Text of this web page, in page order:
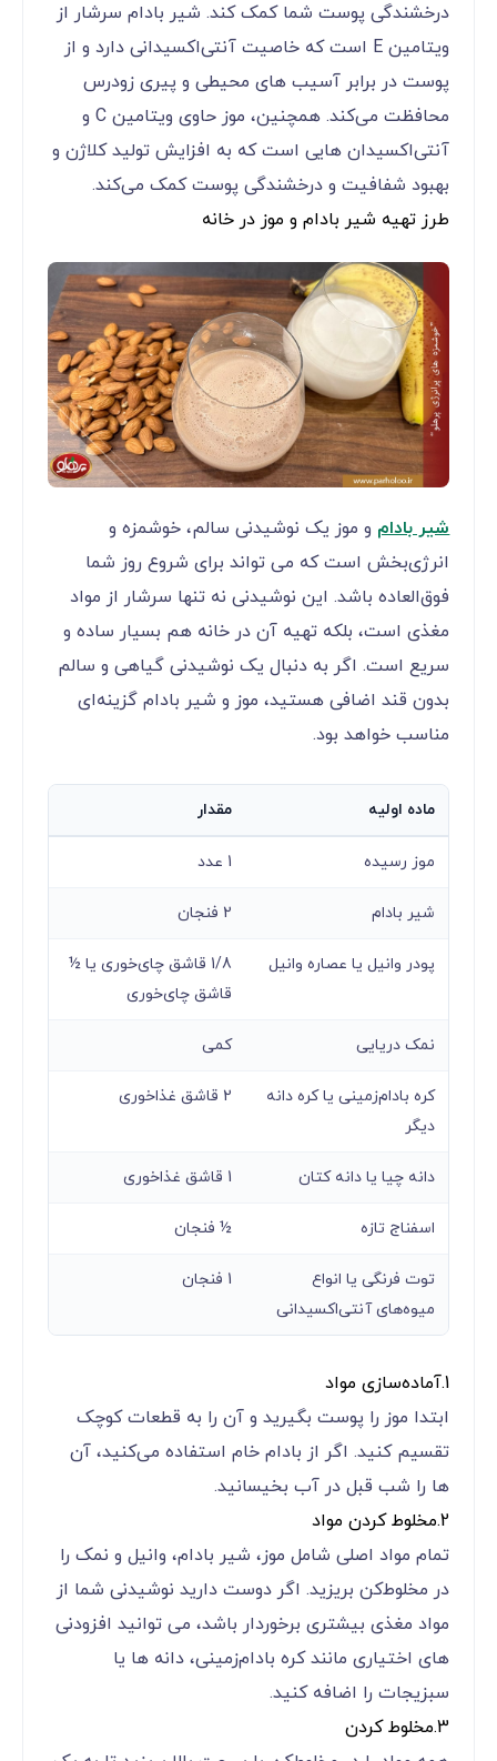
درخشندگی پوست شما کمک کند. شیر بادام سرشار از
ویتامین E است که خاصیت آنتی‌اکسیدانی دارد و از
پوست در برابر آسیب‌ های محیطی و پیری زودرس
محافظت می‌کند. همچنین، موز حاوی ویتامین C و
آنتی‌اکسیدان ‌هایی است که به افزایش تولید کلاژن و
بهبود شفافیت و درخشندگی پوست کمک می‌کند.
طرز تهیه شیر بادام و موز در خانه
شیر بادام و موز یک نوشیدنی سالم، خوشمزه و
انرژی‌بخش است که می ‌تواند برای شروع روز شما
فوق‌العاده باشد. این نوشیدنی نه تنها سرشار از مواد
مغذی است، بلکه تهیه آن در خانه هم بسیار ساده و
سریع است. اگر به دنبال یک نوشیدنی گیاهی و سالم
بدون قند اضافی هستید، موز و شیر بادام گزینه‌ای
مناسب خواهد بود.
ماده اولیه مقدار
موز رسیده 1 عدد
شیر بادام 2 فنجان
پودر وانیل یا عصاره وانیل
1/8 قاشق چای‌خوری یا ½
قاشق چای‌خوری
نمک دریایی کمی
کره بادام‌زمینی یا کره دانه
دیگر
2 قاشق غذاخوری
دانه چیا یا دانه کتان 1 قاشق غذاخوری
اسفناج تازه ½ فنجان
توت فرنگی یا انواع
میوه‌های آنتی‌اکسیدانی
1 فنجان
1.آماده‌سازی مواد
ابتدا موز را پوست بگیرید و آن را به قطعات کوچک
تقسیم کنید. اگر از بادام خام استفاده می‌کنید، آن‌
ها را شب قبل در آب بخیسانید.
2.مخلوط کردن مواد
تمام مواد اصلی شامل موز، شیر بادام، وانیل و نمک را
در مخلوط‌کن بریزید. اگر دوست دارید نوشیدنی شما از
مواد مغذی بیشتری برخوردار باشد، می ‌توانید افزودنی‌
های اختیاری مانند کره بادام‌زمینی، دانه ‌ها یا
سبزیجات را اضافه کنید.
3.مخلوط کردن